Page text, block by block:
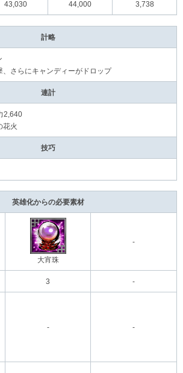
43,030 44,000 3,738
計略
、さらにキャンディーがドロップ
連計
2,640
花火
技巧
英雄化からの必要素材
大宵珠
-
3 -
- -